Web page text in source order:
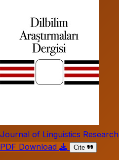
Journal of Linguistics Research
PDF Download
Cite